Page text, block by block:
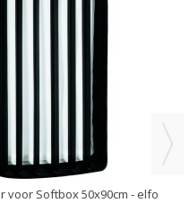
50x90cm - elfo